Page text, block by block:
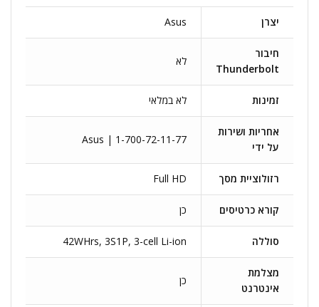
יצרן Asus
חיבור
Thunderbolt
לא
זמינות לא במלאי
אחריות ושירות
על ידי
Asus | 1-700-72-11-77
רזולוציית מסך Full HD
קורא כרטיסים כן
סוללה 42WHrs, 3S1P, 3-cell Li-ion
מצלמת
אינטרנט
כן